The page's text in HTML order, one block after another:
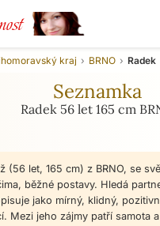
kraj BRNO Radek
Seznamka
Radek 56 let 165 cm
(56 let, 165 cm) z BRNO, se
běžné postavy. Hledá
jako mírný, klidný,
Mezi jeho zájmy patří samota